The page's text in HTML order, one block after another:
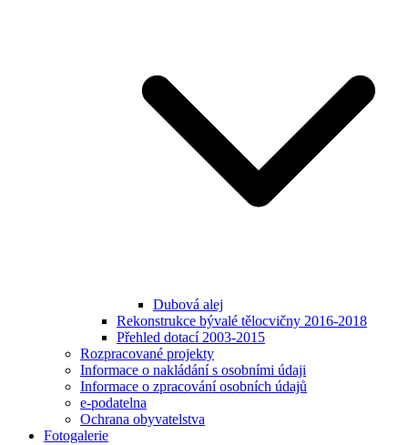
Dubová alej
Rekonstrukce bývalé tělocvičny 2016-2018
Přehled dotací 2003-2015
Rozpracované projekty
Informace o nakládání s osobními údaji
Informace o zpracování osobních údajů
e-podatelna
Ochrana obyvatelstva
Fotogalerie